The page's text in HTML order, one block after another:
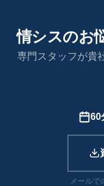
情シスのお
専門スタッフが貴
60
メール